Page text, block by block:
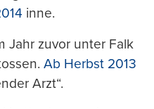
inne.
Jahr zuvor unter Falk
Ab Herbst 2013
Arzt“.